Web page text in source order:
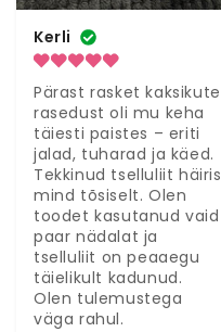
Kerli
Pärast rasket kaksikute
rasedust oli mu keha
täiesti paistes – eriti
jalad, tuharad ja käed.
Tekkinud tselluliit häiris
mind tõsiselt. Olen
toodet kasutanud vaid
paar nädalat ja
tselluliit on peaaegu
täielikult kadunud.
Olen tulemustega
väga rahul.